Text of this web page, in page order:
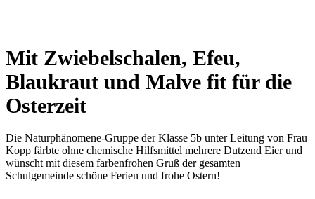
Mit Zwiebelschalen, Efeu,
Blaukraut und Malve fit für die
Osterzeit
Die Naturphänomene-Gruppe der Klasse 5b unter Leitung von Frau
Kopp färbte ohne chemische Hilfsmittel mehrere Dutzend Eier und
wünscht mit diesem farbenfrohen Gruß der gesamten
Schulgemeinde schöne Ferien und frohe Ostern!